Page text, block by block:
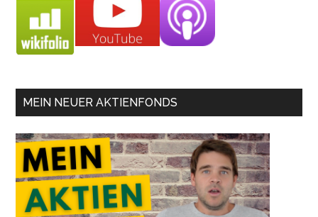
MEIN NEUER AKTIENFONDS